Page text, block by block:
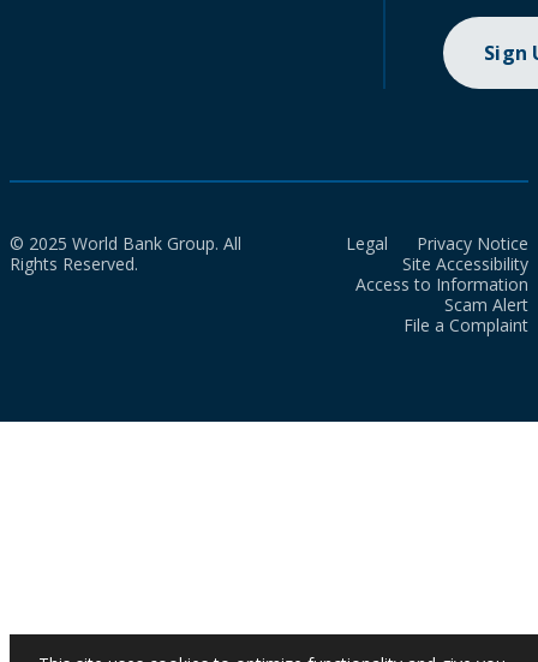
Sign
© 2025 World Bank Group. All
Rights Reserved.
Legal
Privacy Notice
Site Accessibility
Access to Information
Scam Alert
File a Complaint